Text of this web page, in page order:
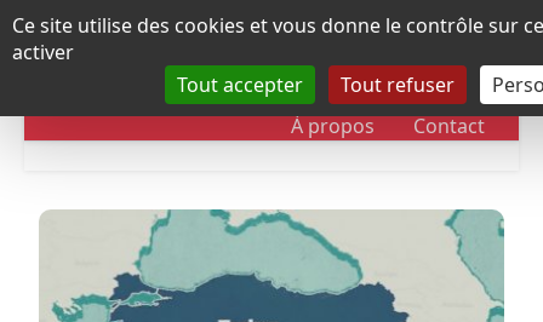
Panneau de gestion des cookies
Ce site utilise des cookies et vous donne le contrôle sur
activer
Tout accepter
Tout refuser
DOSSIERS CHRONOLOGIE
À propos Contact